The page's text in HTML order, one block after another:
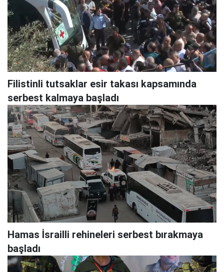
Filistinli tutsaklar esir takası kapsamında
serbest kalmaya başladı
Hamas İsrailli rehineleri serbest bırakmaya
başladı